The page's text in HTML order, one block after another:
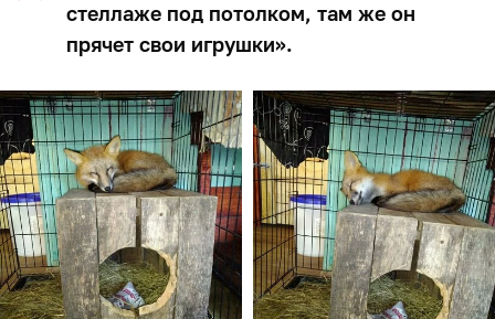
стеллаже под потолком, там же он
прячет свои игрушки».